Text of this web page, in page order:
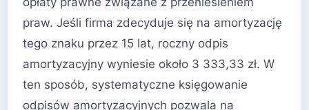
praw. Jeśli firma zdecyduje się na amortyzację
tego znaku przez 15 lat, roczny odpis
amortyzacyjny wyniesie około 3 333,33 zł. W
ten sposób, systematyczne księgowanie
odpisów amortyzacyjnych pozwala na